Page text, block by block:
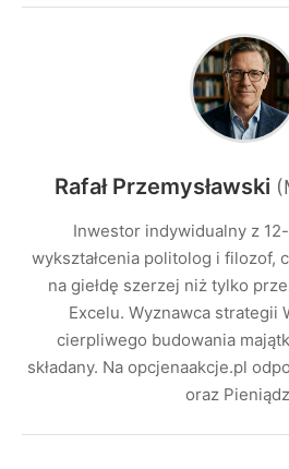
Rafał Przemysławski
Inwestor indywidualny z
wykształcenia politolog i filozof,
na giełdę szerzej niż tylko
Excelu. Wyznawca strategii
cierpliwego budowania
składany. Na opcjenaakcje.pl
oraz